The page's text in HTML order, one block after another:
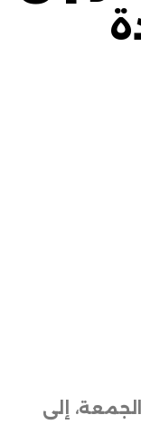
اليوم الجمعة، إلى